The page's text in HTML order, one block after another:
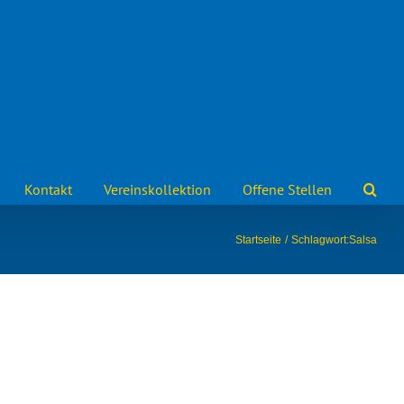
Kontakt Vereinskollektion Offene Stellen
Startseite Schlagwort:Salsa